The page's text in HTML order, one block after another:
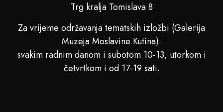
Trg kralja Tomislava 8
Za vrijeme održavanja tematskih izložbi (Galerija
Muzeja Moslavine Kutina):
svakim radnim danom i subotom 10-13, utorkom i
četvrtkom i od 17-19 sati.